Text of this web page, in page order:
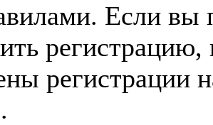
Если вы
регистрации